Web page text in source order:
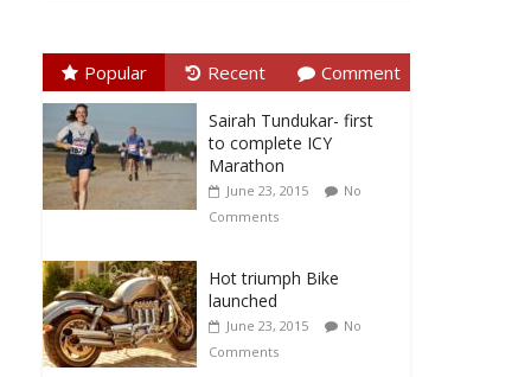
Popular Recent Comment
Sairah Tundukar- first
to complete ICY
Marathon
June 23, 2015
No
Comments
Hot triumph Bike
launched
June 23, 2015
No
Comments